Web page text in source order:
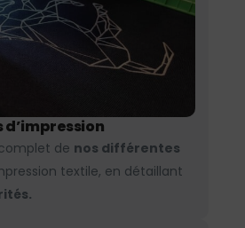
d’impression
de nos différentes
textile, en détaillant